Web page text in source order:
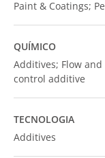
Paint & Coatings;
QUÍMICO
Additives; Flow
control additive
TECNOLOGIA
Additives